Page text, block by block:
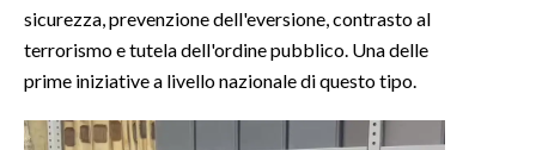
sicurezza, prevenzione dell'eversione, contrasto al
terrorismo e tutela dell'ordine pubblico. Una delle
prime iniziative a livello nazionale di questo tipo.